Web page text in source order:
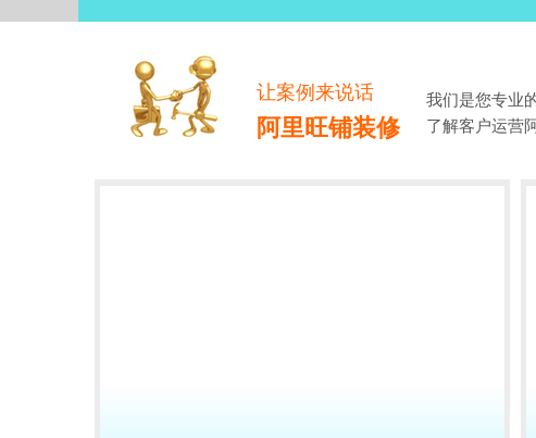
让案例来说话
阿里旺铺装修
我们是您专业
了解客户运营